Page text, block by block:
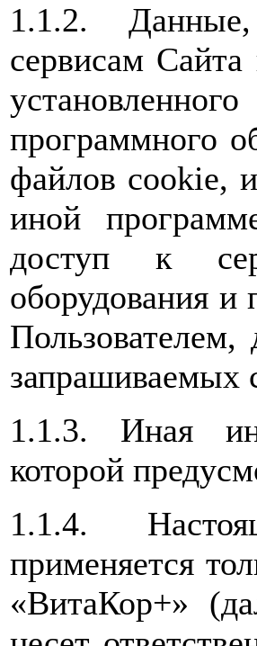
1.1.2. Данные,
сервисам
программного
файлов cookie,
иной
доступ к
оборудования и
запрашиваемых
1.1.3. Иная
которой
1.1.4.
применяется
«ВитаКор+»